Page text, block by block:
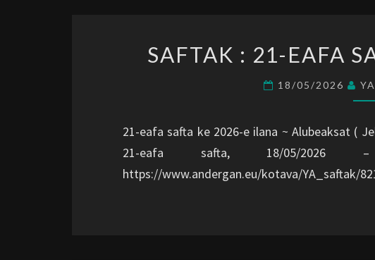
:
SAFTAK : 21-EAFA
18/05/2026 YA
21-eafa safta ke 2026-e ilana ~ Alubeaksat (
21-eafa safta, 18/05/
https://www.andergan.eu/kotava/YA_saftak/